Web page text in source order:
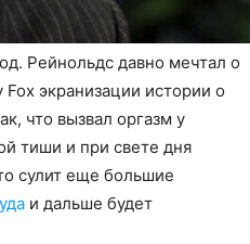
Рейнольдс давно мечтал о
экранизации истории о
что вызвал оргазм у
тиши и при свете дня
сулит еще большие
и дальше будет